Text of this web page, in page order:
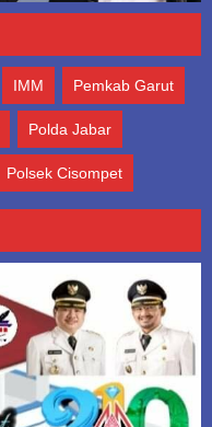
IMM Pemkab Garut
Polda Jabar
Polsek Cisompet